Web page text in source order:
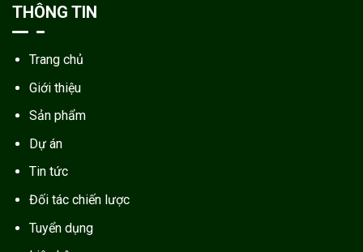
THÔNG TIN
Trang chủ
Giới thiệu
Sản phẩm
Dự án
Tin tức
Đối tác chiến lược
Tuyển dụng